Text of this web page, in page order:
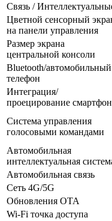
Связь /
Цветной сенсорный
на панели управления
Размер экрана
центральной консоли
Bluetooth/автомобильный
телефон
Интеграция/
проецирование
Система управления
голосовыми командами
Автомобильная
интеллектуальная
Автомобильная связь
Сеть 4G/5G
Обновления OTA
Wi-Fi точка доступа